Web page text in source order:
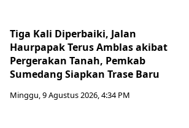
Tiga Kali Diperbaiki, Jalan
Haurpapak Terus Amblas akibat
Pergerakan Tanah, Pemkab
Sumedang Siapkan Trase Baru
Minggu, 9 Agustus 2026, 4:34 PM